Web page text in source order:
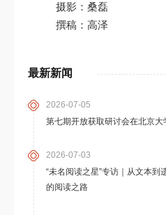
最新新闻
2026-07-05
第七期开放获取研讨会在北京大
2026-07-03
“未名阅读之星”专访｜从文本
的阅读之路
摄影：桑磊
撰稿：高泽